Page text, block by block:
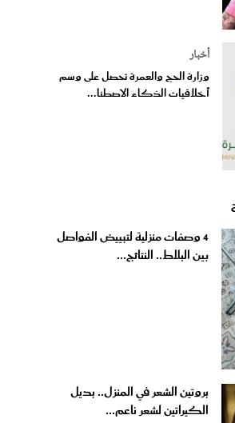
أخبار
وزارة الحج والعمرة تحصل على وسم
أخلاقيات الذكاء الاصطنا...
4 وصفات منزلية لتبييض الفواصل
بين البلاط.. النتائج...
بروتين الشعر في المنزل.. بديل
الكيراتين لشعر ناعم...